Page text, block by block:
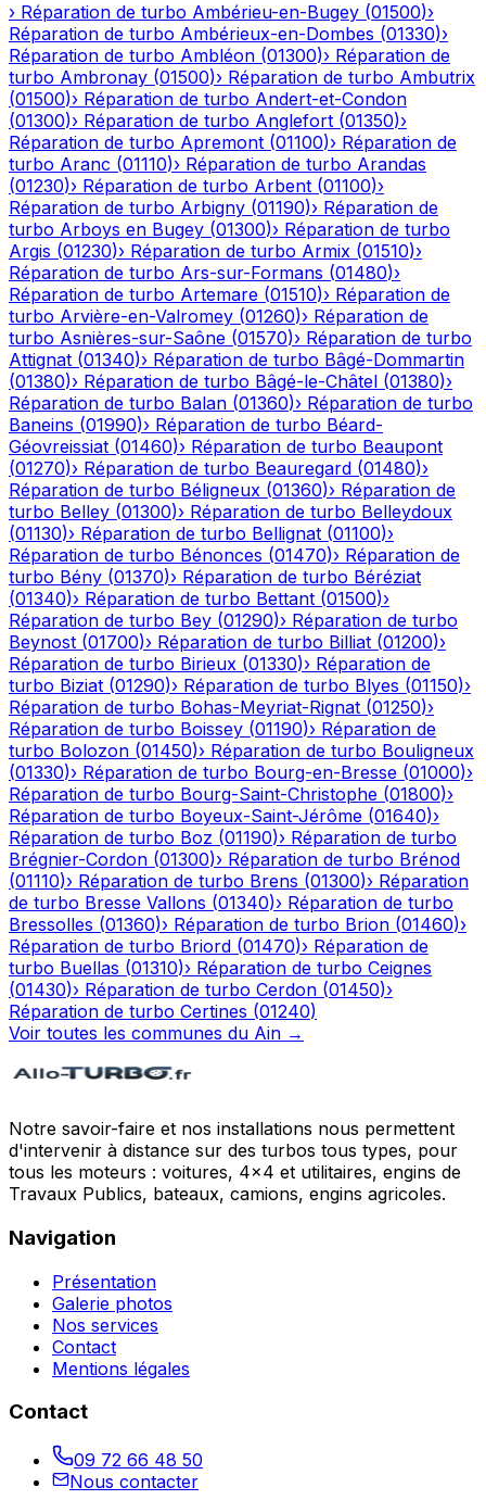
› Réparation de turbo Ambérieu-en-Bugey (01500)›
Réparation de turbo Ambérieux-en-Dombes (01330)›
Réparation de turbo Ambléon (01300)› Réparation de
turbo Ambronay (01500)› Réparation de turbo Ambutrix
(01500)› Réparation de turbo Andert-et-Condon
(01300)› Réparation de turbo Anglefort (01350)›
Réparation de turbo Apremont (01100)› Réparation de
turbo Aranc (01110)› Réparation de turbo Arandas
(01230)› Réparation de turbo Arbent (01100)›
Réparation de turbo Arbigny (01190)› Réparation de
turbo Arboys en Bugey (01300)› Réparation de turbo
Argis (01230)› Réparation de turbo Armix (01510)›
Réparation de turbo Ars-sur-Formans (01480)›
Réparation de turbo Artemare (01510)› Réparation de
turbo Arvière-en-Valromey (01260)› Réparation de
turbo Asnières-sur-Saône (01570)› Réparation de turbo
Attignat (01340)› Réparation de turbo Bâgé-Dommartin
(01380)› Réparation de turbo Bâgé-le-Châtel (01380)›
Réparation de turbo Balan (01360)› Réparation de turbo
Baneins (01990)› Réparation de turbo Béard-
Géovreissiat (01460)› Réparation de turbo Beaupont
(01270)› Réparation de turbo Beauregard (01480)›
Réparation de turbo Béligneux (01360)› Réparation de
turbo Belley (01300)› Réparation de turbo Belleydoux
(01130)› Réparation de turbo Bellignat (01100)›
Réparation de turbo Bénonces (01470)› Réparation de
turbo Bény (01370)› Réparation de turbo Béréziat
(01340)› Réparation de turbo Bettant (01500)›
Réparation de turbo Bey (01290)› Réparation de turbo
Beynost (01700)› Réparation de turbo Billiat (01200)›
Réparation de turbo Birieux (01330)› Réparation de
turbo Biziat (01290)› Réparation de turbo Blyes (01150)›
Réparation de turbo Bohas-Meyriat-Rignat (01250)›
Réparation de turbo Boissey (01190)› Réparation de
turbo Bolozon (01450)› Réparation de turbo Bouligneux
(01330)› Réparation de turbo Bourg-en-Bresse (01000)›
Réparation de turbo Bourg-Saint-Christophe (01800)›
Réparation de turbo Boyeux-Saint-Jérôme (01640)›
Réparation de turbo Boz (01190)› Réparation de turbo
Brégnier-Cordon (01300)› Réparation de turbo Brénod
(01110)› Réparation de turbo Brens (01300)› Réparation
de turbo Bresse Vallons (01340)› Réparation de turbo
Bressolles (01360)› Réparation de turbo Brion (01460)›
Réparation de turbo Briord (01470)› Réparation de
turbo Buellas (01310)› Réparation de turbo Ceignes
(01430)› Réparation de turbo Cerdon (01450)›
Réparation de turbo Certines (01240)
Voir toutes les communes du Ain →
Notre savoir-faire et nos installations nous permettent
d'intervenir à distance sur des turbos tous types, pour
tous les moteurs : voitures, 4x4 et utilitaires, engins de
Travaux Publics, bateaux, camions, engins agricoles.
Navigation
Présentation
Galerie photos
Nos services
Contact
Mentions légales
Contact
09 72 66 48 50
Nous contacter